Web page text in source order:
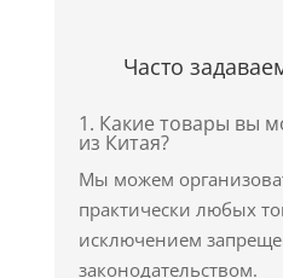
Часто
1. Какие товары вы
из Китая?
Мы можем
практически любых
исключением
законодательством.